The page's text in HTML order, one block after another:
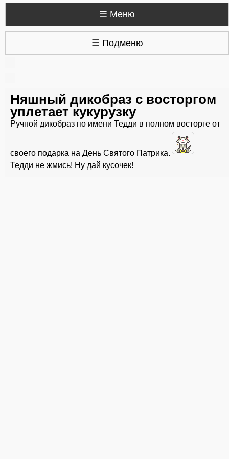
☰ Меню
☰ Подменю
Няшный дикобраз с восторгом
уплетает кукурузку
Ручной дикобраз по имени Тедди в полном восторге от
своего подарка на День Святого Патрика.
Тедди не жмись! Ну дай кусочек!